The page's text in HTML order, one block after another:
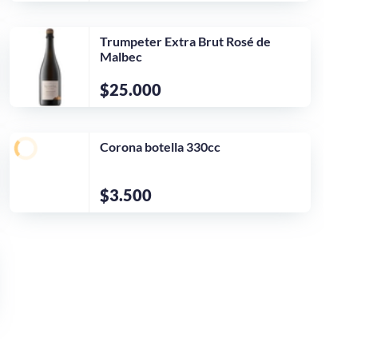
Trumpeter Extra Brut Rosé de
Malbec
$25.000
Corona botella 330cc
$3.500